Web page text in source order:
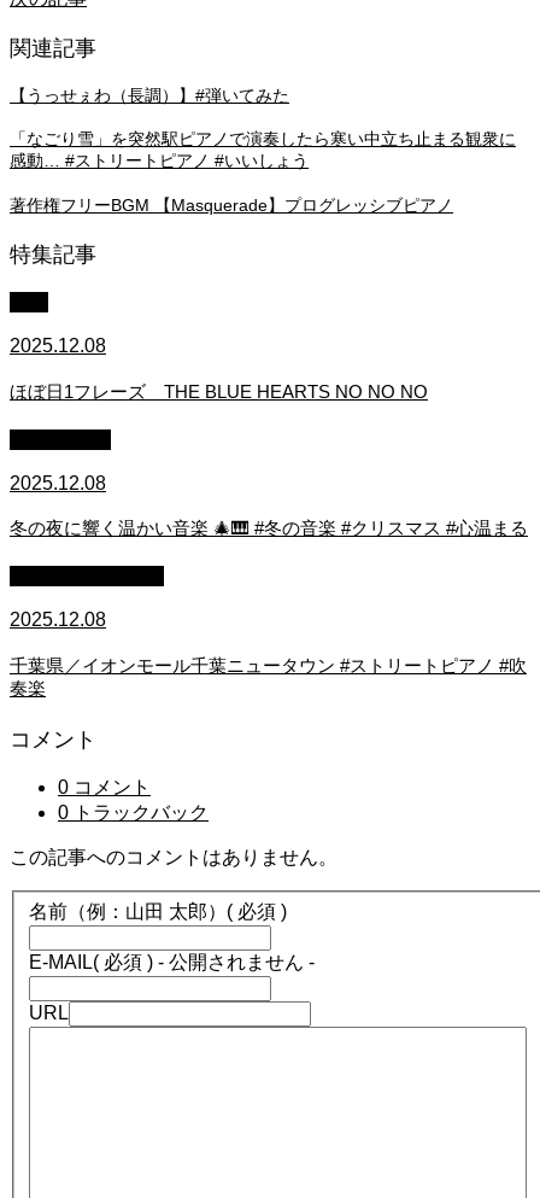
関連記事
【うっせぇわ（長調）】#弾いてみた
「なごり雪」を突然駅ピアノで演奏したら寒い中立ち止まる観衆に
感動… #ストリートピアノ #いいしょう
著作権フリーBGM 【Masquerade】プログレッシブピアノ
特集記事
2025.12.08
ほぼ日1フレーズ THE BLUE HEARTS NO NO NO
2025.12.08
冬の夜に響く温かい音楽 🎄🎹 #冬の音楽 #クリスマス #心温まる
2025.12.08
千葉県／イオンモール千葉ニュータウン #ストリートピアノ #吹
奏楽
コメント
0 コメント
0 トラックバック
この記事へのコメントはありません。
名前（例：山田 太郎） ( 必須 )
E-MAIL( 必須 ) - 公開されません -
URL